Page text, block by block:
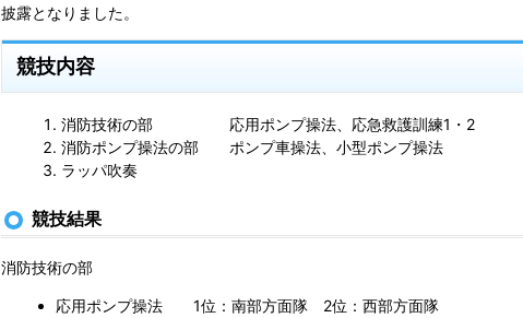
披露となりました。
競技内容
消防技術の部 応用ポンプ操法、応急救護訓練1・2
消防ポンプ操法の部 ポンプ車操法、小型ポンプ操法
ラッパ吹奏
競技結果
消防技術の部
応用ポンプ操法 1位：南部方面隊 2位：西部方面隊